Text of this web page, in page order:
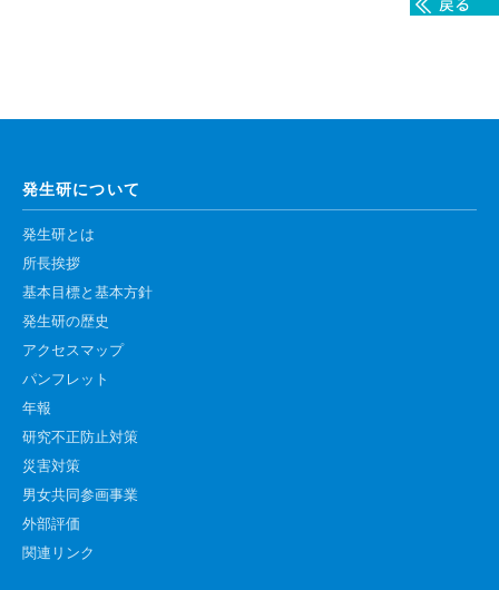
腎臓発生分野
生殖発生分野
筋発生再生分野
入学・求人案内
入学者案内
研究支援
リエゾンラボLILAについて
リエゾンラボ利用申込み
発生研について
発生研とは
所長挨拶
基本目標と基本方針
発生研の歴史
アクセスマップ
パンフレット
年報
研究不正防止対策
災害対策
男女共同参画事業
外部評価
関連リンク